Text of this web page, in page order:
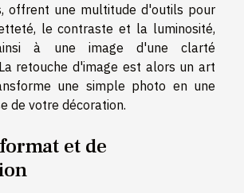
offrent une multitude d'outils pour
le contraste et la luminosité,
à une image d'une clarté
retouche d'image est alors un art
une simple photo en une
de votre décoration.
et de